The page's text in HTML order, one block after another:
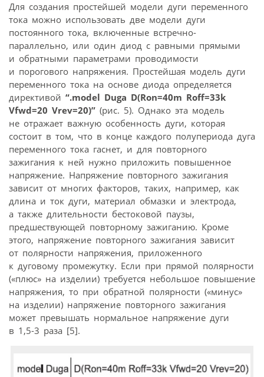
Для создания простейшей модели дуги переменного
тока можно использовать две модели дуги
постоянного тока, включенные встречно-
параллельно, или один диод с равными прямыми
и обратными параметрами проводимости
и порогового напряжения. Простейшая модель дуги
переменного тока на основе диода определяется
директивой “.model Duga D(Ron=40m Roff=33k
Vfwd=20 Vrev=20)” (рис. 5). Однако эта модель
не отражает важную особенность дуги, которая
состоит в том, что в конце каждого полупериода дуга
переменного тока гаснет, и для повторного
зажигания к ней нужно приложить повышенное
напряжение. Напряжение повторного зажигания
зависит от многих факторов, таких, например, как
длина и ток дуги, материал обмазки и электрода,
а также длительности бестоковой паузы,
предшествующей повторному зажиганию. Кроме
этого, напряжение повторного зажигания зависит
от полярности напряжения, приложенного
к дуговому промежутку. Если при прямой полярности
(«плюс» на изделии) требуется небольшое повышение
напряжения, то при обратной полярности («минус»
на изделии) напряжение повторного зажигания
может превышать нормальное напряжение дуги
в 1,5-3 раза [5].